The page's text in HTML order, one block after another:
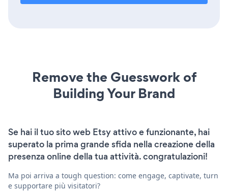
Remove the Guesswork of
Building Your Brand
Se hai il tuo sito web Etsy attivo e funzionante, hai
superato la prima grande sfida nella creazione della
presenza online della tua attività. congratulazioni!
Ma poi arriva a tough question: come engage, captivate, turn
e supportare più visitatori?